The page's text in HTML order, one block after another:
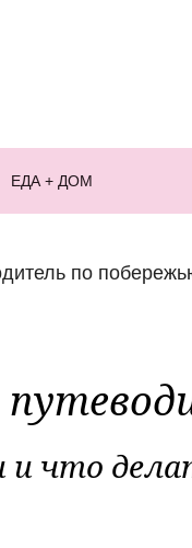
ЕДА + ДОМ
и что